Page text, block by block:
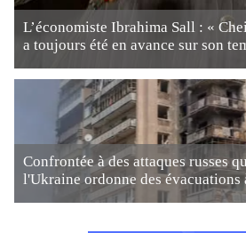
L’économiste Ibrahima Sall : «
a toujours été en avance sur son
Confrontée à des attaques russes
l'Ukraine ordonne des évacuations